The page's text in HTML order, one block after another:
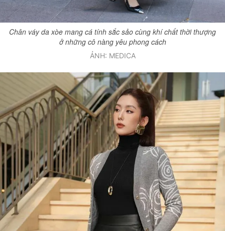
Chân váy da xòe mang cá tính sắc sảo cùng khí chất thời thượng
ở những cô nàng yêu phong cách
ẢNH: MEDICA